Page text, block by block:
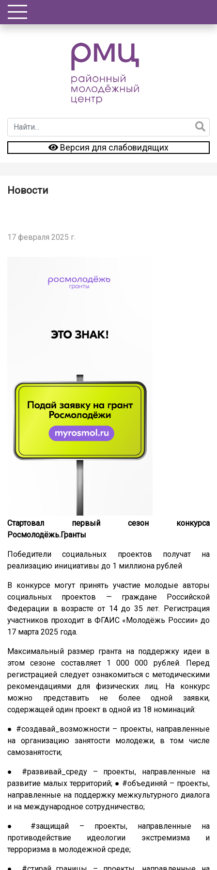
Версия для слабовидящих
Новости
17 февраля 2025 г.
Стартовал первый сезон конкурса
Росмолодёжь.Гранты
Победители социальных проектов получат на
реализацию инициативы до 1 миллиона рублей
В конкурсе могут принять участие молодые авторы
социальных проектов — граждане Российской
Федерации в возрасте от 14 до 35 лет. Регистрация
участников проходит в ФГАИС «Молодёжь России» до
17 марта 2025 года.
Максимальный размер гранта на поддержку идеи в
этом сезоне составляет 1 000 000 рублей. Перед
регистрацией следует ознакомиться с методическими
рекомендациями для физических лиц. На конкурс
можно представить не более одной заявки,
содержащей один проект в одной из 18 номинаций:
● #создавай_возможности – проекты, направленные
на организацию занятости молодежи, в том числе
самозанятости;
● #развивай_среду – проекты, направленные на
развитие малых территорий; ● #объединяй – проекты,
направленные на поддержку межкультурного диалога
и на международное сотрудничество;
● #защищай – проекты, направленные на
противодействие идеологии экстремизма и
терроризма в молодежной среде;